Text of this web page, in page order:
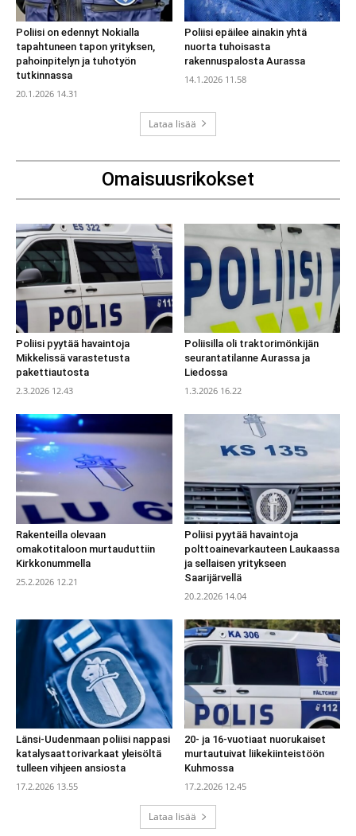
Poliisi on edennyt Nokialla
tapahtuneen tapon yrityksen,
pahoinpitelyn ja tuhotyön
tutkinnassa
20.1.2026 14.31
Poliisi epäilee ainakin yhtä
nuorta tuhoisasta
rakennuspalosta Aurassa
14.1.2026 11.58
Lataa lisää
Omaisuusrikokset
Poliisi pyytää havaintoja
Mikkelissä varastetusta
pakettiautosta
2.3.2026 12.43
Poliisilla oli traktorimönkijän
seurantatilanne Aurassa ja
Liedossa
1.3.2026 16.22
Rakenteilla olevaan
omakotitaloon murtauduttiin
Kirkkonummella
25.2.2026 12.21
Poliisi pyytää havaintoja
polttoainevarkauteen Laukaassa
ja sellaisen yritykseen
Saarijärvellä
20.2.2026 14.04
Länsi-Uudenmaan poliisi nappasi
katalysaattorivarkaat yleisöltä
tulleen vihjeen ansiosta
17.2.2026 13.55
20- ja 16-vuotiaat nuorukaiset
murtautuivat liikekiinteistöön
Kuhmossa
17.2.2026 12.45
Lataa lisää